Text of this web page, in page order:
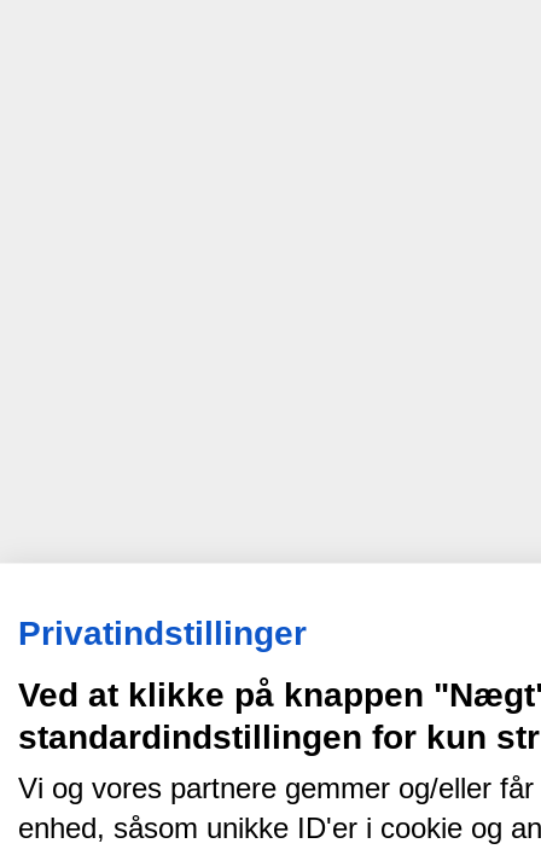
Privatindstillinger
Ved at klikke på knappen
standardindstillingen for kun
Vi og vores partnere gemmer og/eller
enhed, såsom unikke ID'er i cookie og